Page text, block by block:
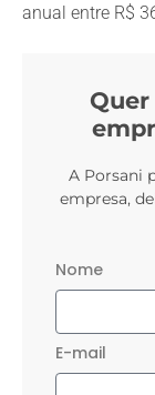
anual entre R$
A Porsani
empresa,
Nome
E-mail